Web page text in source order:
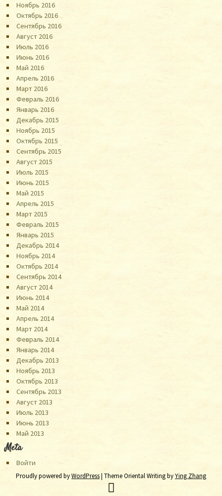
Ноябрь 2016
Октябрь 2016
Сентябрь 2016
Август 2016
Июль 2016
Июнь 2016
Май 2016
Апрель 2016
Март 2016
Февраль 2016
Январь 2016
Декабрь 2015
Ноябрь 2015
Октябрь 2015
Сентябрь 2015
Август 2015
Июль 2015
Июнь 2015
Май 2015
Апрель 2015
Март 2015
Февраль 2015
Январь 2015
Декабрь 2014
Ноябрь 2014
Октябрь 2014
Сентябрь 2014
Август 2014
Июнь 2014
Май 2014
Апрель 2014
Март 2014
Февраль 2014
Январь 2014
Декабрь 2013
Ноябрь 2013
Октябрь 2013
Сентябрь 2013
Август 2013
Июль 2013
Июнь 2013
Май 2013
Meta
Войти
Proudly powered byWordPress| Theme Oriental Writing byYing Zhang